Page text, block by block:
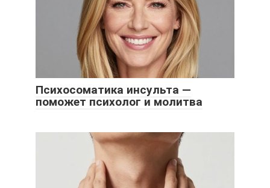
Психосоматика инсульта —
поможет психолог и молитва